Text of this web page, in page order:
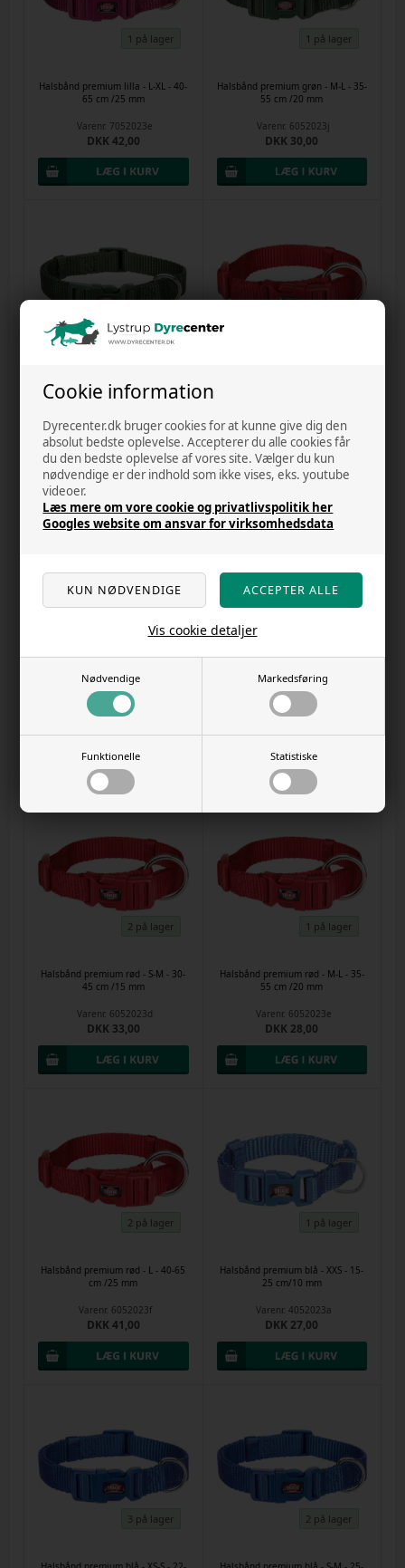
Cookie information
Dyrecenter.dk bruger cookies for at kunne give dig den
absolut bedste oplevelse. Accepterer du alle cookies får
du den bedste oplevelse af vores site. Vælger du kun
nødvendige er der indhold som ikke vises, eks. youtube
videoer.
Læs mere om vore cookie og privatlivspolitik her
Googles website om ansvar for virksomhedsdata
Nødvendige Markedsføring
Funktionelle Statistiske
Vis cookie detaljer
1 på lager
Halsbånd premium lilla - L-XL - 40-
65 cm /25 mm
Varenr. 7052023e
DKK 42,00
1 på lager
Halsbånd premium grøn - M-L - 35-
55 cm /20 mm
Varenr. 6052023j
DKK 30,00
1 på lager
Halsbånd premium grøn - L-XL -
40-65 cm /25 mm
Varenr.6052023k
DKK 51,00
Varenr.6052023b
DKK 25,00
2 på lager
Halsbånd premium rød - XS-S - 22-
35 cm /10 mm
Varenr.6052023a
DKK 29,00
Halsbånd premium rød - S - 25-40
cm /15 mm
Varenr.6052023c
DKK 32,00
2 på lager
Halsbånd premium rød - S-M - 30-
45 cm /15 mm
Varenr. 6052023d
DKK 33,00
1 på lager
Halsbånd premium rød - M-L - 35-
55 cm /20 mm
Varenr. 6052023e
DKK 28,00
2 på lager
Halsbånd premium rød - L - 40-65
cm /25 mm
Varenr. 6052023f
DKK 41,00
1 på lager
Halsbånd premium blå - XXS - 15-
25 cm/10 mm
Varenr. 4052023a
DKK 27,00
3 på lager 2 på lager